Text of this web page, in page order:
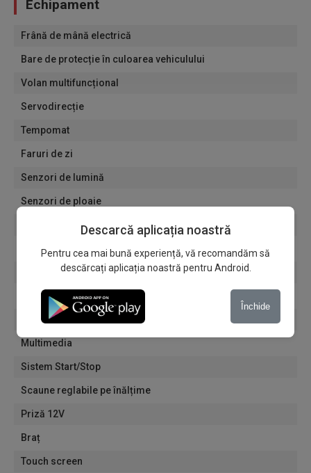
Echipament
Frână de mână electrică
Bare de protecție în culoarea vehiculului
Volan multifuncțional
Servodirecție
Tempomat
Faruri de zi
Senzori de lumină
Senzori de ploaie
Oglinzi electrice
Jante de aliaj
Geamuri fumurii
Geamuri electrice
Bluetooth
Multimedia
Sistem Start/Stop
Scaune reglabile pe înălțime
Priză 12V
Braț
Touch screen
Descarcă aplicația noastră
Pentru cea mai bună experiență, vă recomandăm să
descărcați aplicația noastră pentru Android.
Închide